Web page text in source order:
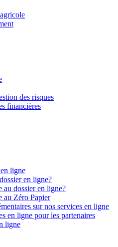
des risques
financières
ligne
en ligne?
au dossier en ligne?
au Zéro Papier
sur nos services en ligne
en ligne pour les partenaires
ligne